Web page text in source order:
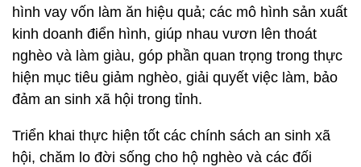
hình vay vốn làm ăn hiệu quả; các mô hình sản xuất
kinh doanh điển hình, giúp nhau vươn lên thoát
nghèo và làm giàu, góp phần quan trọng trong thực
hiện mục tiêu giảm nghèo, giải quyết việc làm, bảo
đảm an sinh xã hội trong tỉnh.
Triển khai thực hiện tốt các chính sách an sinh xã
hội, chăm lo đời sống cho hộ nghèo và các đối